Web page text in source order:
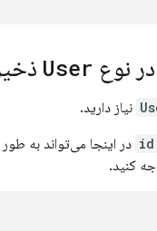
نوع User
نیاز دارید.
id در اینجا می‌تواند به
کنید.